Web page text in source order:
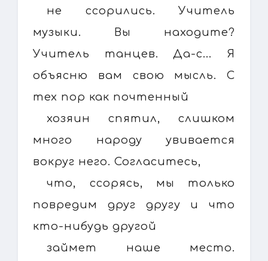
не ссорились. Учитель
музыки. Вы находите?
Учитель танцев. Да-с... Я
объясню вам свою мысль. С
тех пор как почтенный
хозяин спятил, слишком
много народу увивается
вокруг него. Согласитесь,
что, ссорясь, мы только
повредим друг другу и что
кто-нибудь другой
займет наше место.